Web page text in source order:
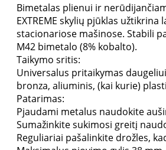
Bimetalas plienui ir
EXTREME skylių pjūklas
stacionariose mašinose. Stabili
M42 bimetalo (8% kobalto).
Taikymo sritis:
Universalus pritaikymas
bronza, aliuminis, (kai kurie)
Patarimas:
Pjaudami metalus naudokite
Sumažinkite sukimosi greitį
Reguliariai pašalinkite drožles,